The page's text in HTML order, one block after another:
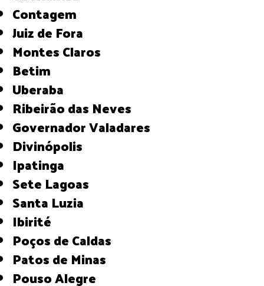
Contagem
Juiz de Fora
Montes Claros
Betim
Uberaba
Ribeirão das Neves
Governador Valadares
Divinópolis
Ipatinga
Sete Lagoas
Santa Luzia
Ibirité
Poços de Caldas
Patos de Minas
Pouso Alegre